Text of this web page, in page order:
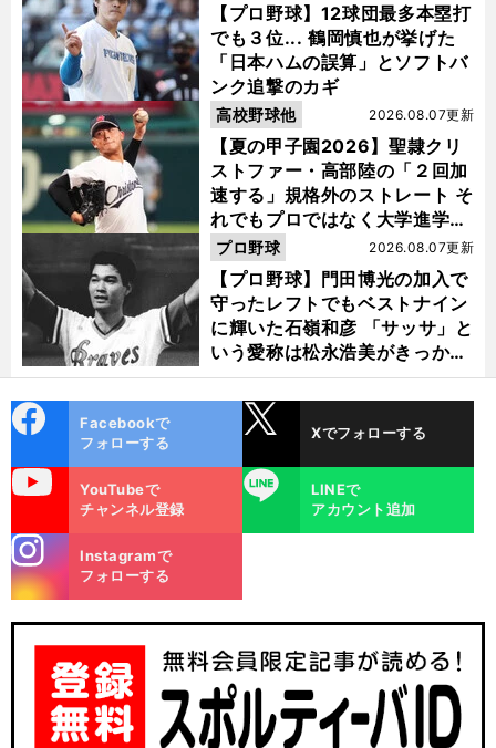
【プロ野球】12球団最多本塁打
でも３位... 鶴岡慎也が挙げた
「日本ハムの誤算」とソフトバ
ンク追撃のカギ
【夏の甲子園2026】聖隷クリ
ストファー・高部陸の「２回加
速する」規格外のストレート そ
れでもプロではなく大学進学を
選ぶ理由
2026.08.07更新
高校野球他
【プロ野球】門田博光の加入で
守ったレフトでもベストナイン
に輝いた石嶺和彦 「サッサ」と
いう愛称は松永浩美がきっか
け？
2026.08.07更新
プロ野球
ok
Facebookで
フォローする
Xでフォローする
YouTubeで
チャンネル登録
LINE
LINEで
アカウント追加
m
Instagramで
フォローする